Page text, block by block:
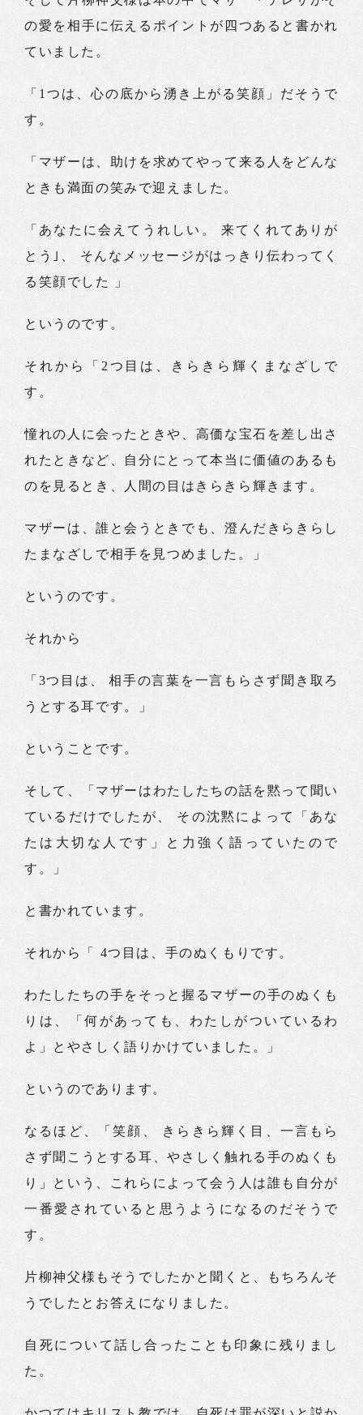
の愛を相手に伝えるポイントが四つあると書かれ
ていました。
「1つは、心の底から湧き上がる笑顔」だそうで
す。
「マザーは、助けを求めてやって来る人をどんな
ときも満面の笑みで迎えました。
「あなたに会えてうれしい。 来てくれてありが
とう｣、 そんなメッセージがはっきり伝わってく
る笑顔でした 」
というのです。
それから「2つ目は、きらきら輝くまなざしで
す。
憧れの人に会ったときや、高価な宝石を差し出さ
れたときなど、自分にとって本当に価値のあるも
のを見るとき、人間の目はきらきら輝きます。
マザーは、誰と会うときでも、澄んだきらきらし
たまなざしで相手を見つめました。」
というのです。
それから
「3つ目は、 相手の言葉を一言もらさず聞き取ろ
うとする耳です。」
ということです。
そして、「マザーはわたしたちの話を黙って聞い
ているだけでしたが、 その沈黙によって「あな
たは大切な人です」と力強く語っていたので
す。」
と書かれています。
それから「 4つ目は、手のぬくもりです。
わたしたちの手をそっと握るマザーの手のぬくも
りは、「何があっても、わたしがついているわ
よ」とやさしく語りかけていました。」
というのであります。
なるほど、「笑顔、 きらきら輝く目、一言もら
さず聞こうとする耳、やさしく触れる手のぬくも
り」という、これらによって会う人は誰も自分が
一番愛されていると思うようになるのだそうで
す。
片柳神父様もそうでしたかと聞くと、もちろんそ
うでしたとお答えになりました。
自死について話し合ったことも印象に残りまし
た。